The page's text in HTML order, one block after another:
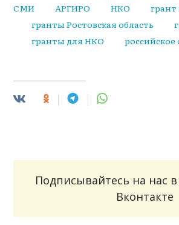
СМИ
АРГИРО НКО
грант
гранты Ростовская область
гранты для НКО
российское
Подписывайтесь на нас в
Вконтакте